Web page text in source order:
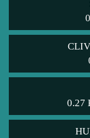
0.27